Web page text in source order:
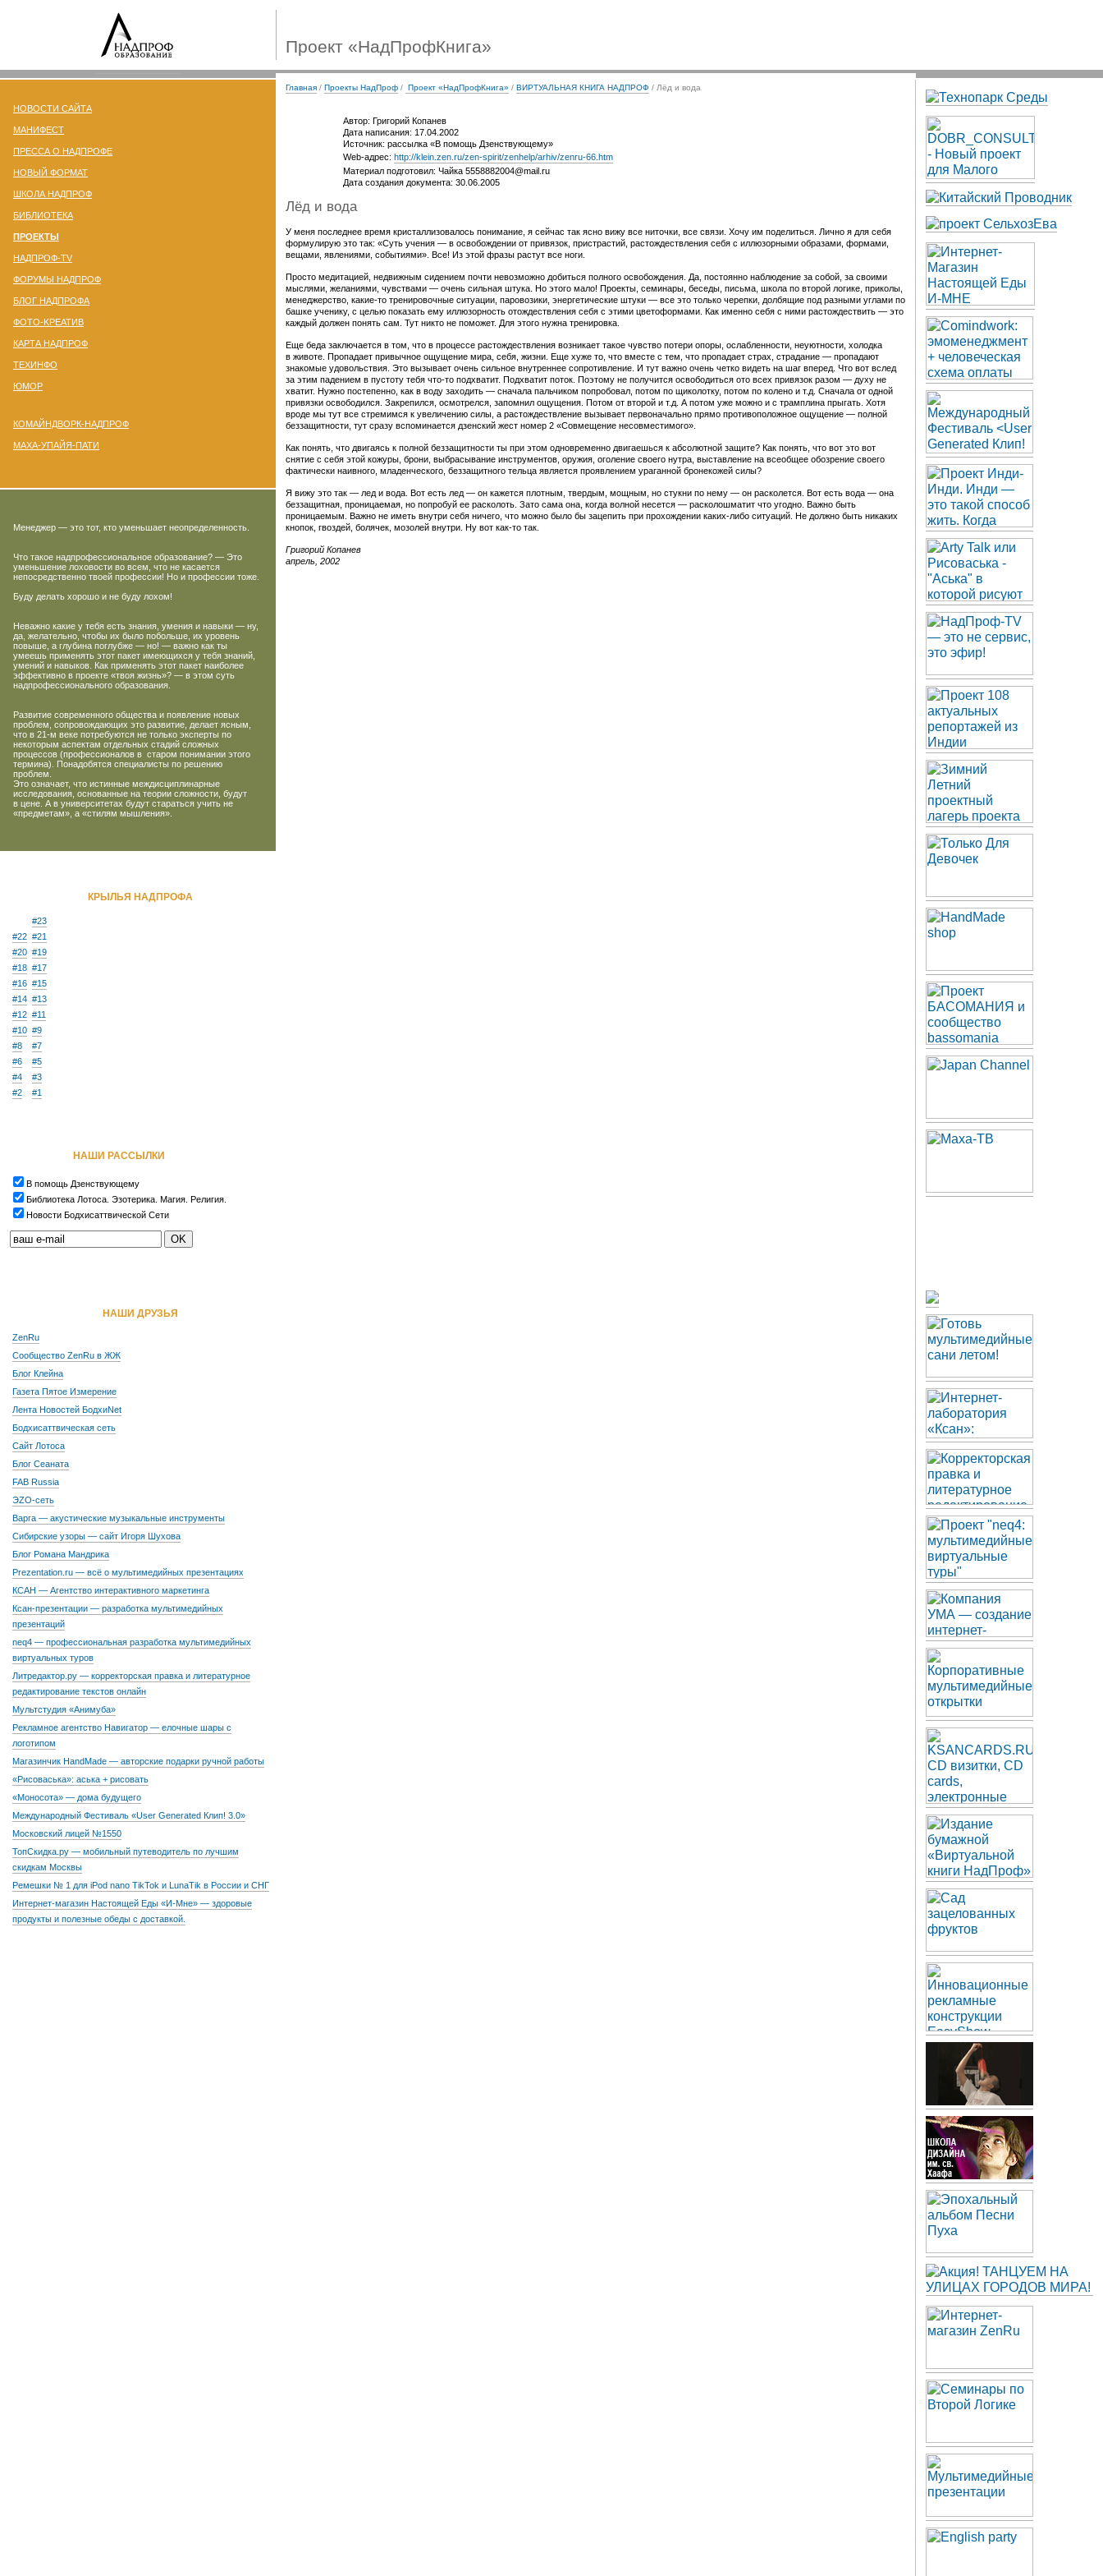
Проект «НадПрофКнига»
НОВОСТИ САЙТА
МАНИФЕСТ
ПРЕССА О НАДПРОФЕ
НОВЫЙ ФОРМАТ
ШКОЛА НАДПРОФ
БИБЛИОТЕКА
ПРОЕКТЫ
НАДПРОФ-TV
ФОРУМЫ НАДПРОФ
БЛОГ НАДПРОФА
ФОТО-KРЕАТИВ
КАРТА НАДПРОФ
ТЕХИНФО
ЮМОР
КОМАЙНДВОРК-НАДПРОФ
МАХА-УПАЙЯ-ПАТИ
Менеджер — это тот, кто уменьшает неопределенность.
Что такое надпрофессиональное образование? — Это
уменьшение лоховости во всем, что не касается
непосредственно твоей профессии! Но и профессии тоже.
Буду делать хорошо и не буду лохом!
Неважно какие у тебя есть знания, умения и навыки — ну,
да, желательно, чтобы их было побольше, их уровень
повыше, а глубина поглубже — но! — важно как ты
умеешь применять этот пакет имеющихся у тебя знаний,
умений и навыков. Как применять этот пакет наиболее
эффективно в проекте «твоя жизнь»? — в этом суть
надпрофессионального образования.
Развитие современного общества и появление новых
проблем, сопровождающих это развитие, делает ясным,
что в 21-м веке потребуются не только эксперты по
некоторым аспектам отдельных стадий сложных
процессов (профессионалов в старом понимании этого
термина). Понадобятся специалисты по решению
проблем.
Это означает, что истинные междисциплинарные
исследования, основанные на теории сложности, будут
в цене. А в университетах будут стараться учить не
«предметам», а «стилям мышления».
КРЫЛЬЯ НАДПРОФА
#23
#22 #21
#20 #19
#18 #17
#16 #15
#14 #13
#12 #11
#10 #9
#8
#7
#6
#5
#4
#3
#2
#1
НАШИ РАССЫЛКИ
В помощь Дзенствующему
Библиотека Лотоса. Эзотерика. Магия. Религия.
Новости Бодхисаттвической Сети
НАШИ ДРУЗЬЯ
ZenRu
Сообщество ZenRu в ЖЖ
Блог Клейна
Газета Пятое Измерение
Лента Новостей БодхиNet
Бодхисаттвическая сеть
Сайт Лотоса
Блог Сеаната
FAB Russia
ЭZО-сеть
Варга — акустические музыкальные инструменты
Сибирские узоры — сайт Игоря Шухова
Блог Романа Мандрика
Prezentation.ru — всё о мультимедийных презентациях
КСАН — Агентство интерактивного маркетинга
Ксан-презентации — разработка мультимедийных
презентаций
neq4 — профессиональная разработка мультимедийных
виртуальных туров
Литредактор.ру — корректорская правка и литературное
редактирование текстов онлайн
Мультстудия «Анимуба»
Рекламное агентство Навигатор — елочные шары с
логотипом
Магазинчик HandMade — авторские подарки ручной работы
«Рисоваська»: аська + рисовать
«Моносота» — дома будущего
Международный Фестиваль «User Generated Клип! 3.0»
Московский лицей №1550
ТопСкидка.ру — мобильный путеводитель по лучшим
скидкам Москвы
Ремешки № 1 для iPod nano TikTok и LunaTik в России и СНГ
Интернет-магазин Настоящей Еды «И-Мне» — здоровые
продукты и полезные обеды с доставкой.
Главная / Проекты НадПроф / Проект «НадПрофКнига» / ВИРТУАЛЬНАЯ КНИГА НАДПРОФ / Лёд и вода
Автор: Григорий Копанев
Дата написания: 17.04.2002
Источник: рассылка «В помощь Дзенствующему»
Web-адрес: http://klein.zen.ru/zen-spirit/zenhelp/arhiv/zenru-66.htm
Материал подготовил: Чайка 5558882004@mail.ru
Дата создания документа: 30.06.2005
Лёд и вода
У меня последнее время кристаллизовалось понимание, я сейчас так ясно вижу все ниточки, все связи. Хочу им поделиться. Лично я для себя
формулирую это так: «Суть учения — в освобождении от привязок, пристрастий, растождествления себя с иллюзорными образами, формами,
вещами, явлениями, событиями». Все! Из этой фразы растут все ноги.
Просто медитацией, недвижным сидением почти невозможно добиться полного освобождения. Да, постоянно наблюдение за собой, за своими
мыслями, желаниями, чувствами — очень сильная штука. Но этого мало! Проекты, семинары, беседы, письма, школа по второй логике, приколы,
менеджерство, какие-то тренировочные ситуации, паровозики, энергетические штуки — все это только черепки, долбящие под разными углами по
башке ученику, с целью показать ему иллюзорность отождествления себя с этими цветоформами. Как именно себя с ними растождествить — это
каждый должен понять сам. Тут никто не поможет. Для этого нужна тренировка.
Еще беда заключается в том, что в процессе растождествления возникает такое чувство потери опоры, ослабленности, неуютности, холодка
в животе. Пропадает привычное ощущение мира, себя, жизни. Еще хуже то, что вместе с тем, что пропадает страх, страдание — пропадают
знакомые удовольствия. Это вызывает очень сильное внутреннее сопротивление. И тут важно очень четко видеть на шаг вперед. Что вот вслед
за этим падением в пустоту тебя что-то подхватит. Подхватит поток. Поэтому не получится освободиться ото всех привязок разом — духу не
хватит. Нужно постепенно, как в воду заходить — сначала пальчиком попробовал, потом по щиколотку, потом по колено и т.д. Сначала от одной
привязки освободился. Закрепился, осмотрелся, запомнил ощущения. Потом от второй и т.д. А потом уже можно и с трамплина прыгать. Хотя
вроде мы тут все стремимся к увеличению силы, а растождествление вызывает первоначально прямо противоположное ощущение — полной
беззащитности, тут сразу вспоминается дзенский жест номер 2 «Совмещение несовместимого».
Как понять, что двигаясь к полной беззащитности ты при этом одновременно двигаешься к абсолютной защите? Как понять, что вот это вот
снятие с себя этой кожуры, брони, выбрасывание инструментов, оружия, оголение своего нутра, выставление на всеобщее обозрение своего
фактически наивного, младенческого, беззащитного тельца является проявлением ураганной бронекожей силы?
Я вижу это так — лед и вода. Вот есть лед — он кажется плотным, твердым, мощным, но стукни по нему — он расколется. Вот есть вода — она
беззащитная, проницаемая, но попробуй ее расколоть. Зато сама она, когда волной несется — расколошматит что угодно. Важно быть
проницаемым. Важно не иметь внутри себя ничего, что можно было бы зацепить при прохождении каких-либо ситуаций. Не должно быть никаких
кнопок, гвоздей, болячек, мозолей внутри. Ну вот как-то так.
Григорий Копанев
апрель, 2002